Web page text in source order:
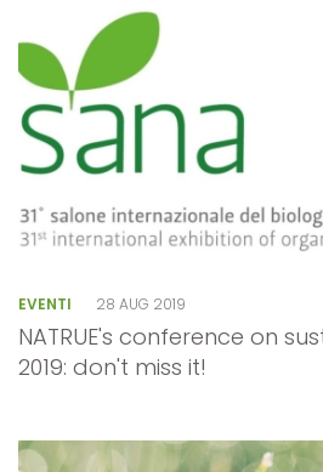
EVENTI 28 AUG 2019
NATRUE's conference on
2019: don't miss it!